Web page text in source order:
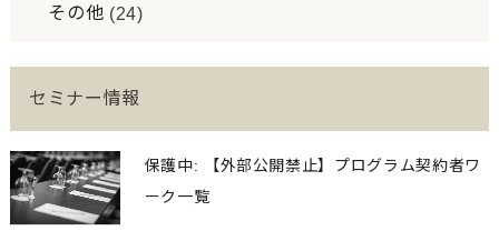
その他 (24)
セミナー情報
保護中: 【外部公開禁止】プログラム契約者ワ
ーク一覧